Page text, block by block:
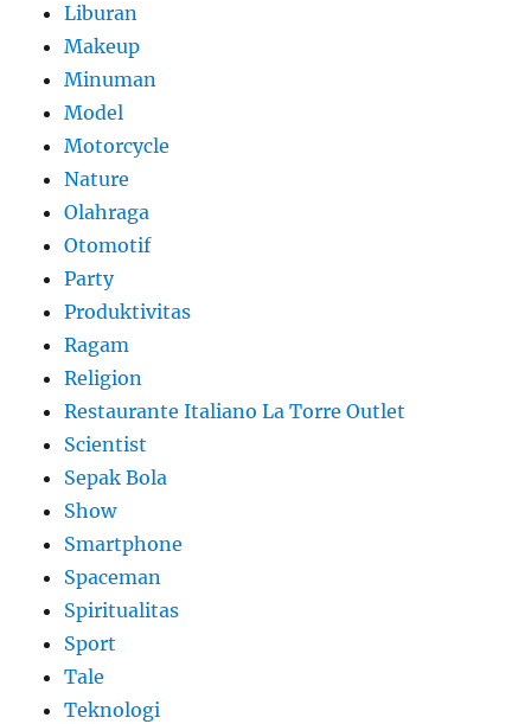
Liburan
Makeup
Minuman
Model
Motorcycle
Nature
Olahraga
Otomotif
Party
Produktivitas
Ragam
Religion
Restaurante Italiano La Torre Outlet
Scientist
Sepak Bola
Show
Smartphone
Spaceman
Spiritualitas
Sport
Tale
Teknologi